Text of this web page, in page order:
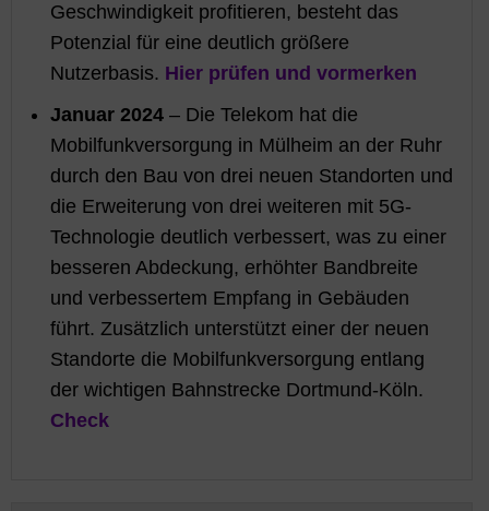
Geschwindigkeit profitieren, besteht das
Potenzial für eine deutlich größere
Nutzerbasis. Hier prüfen und vormerken
Januar 2024 – Die Telekom hat die
Mobilfunkversorgung in Mülheim an der Ruhr
durch den Bau von drei neuen Standorten und
die Erweiterung von drei weiteren mit 5G-
Technologie deutlich verbessert, was zu einer
besseren Abdeckung, erhöhter Bandbreite
und verbessertem Empfang in Gebäuden
führt. Zusätzlich unterstützt einer der neuen
Standorte die Mobilfunkversorgung entlang
der wichtigen Bahnstrecke Dortmund-Köln.
Check